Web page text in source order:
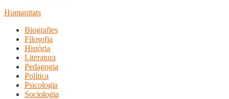
Humanitats
Biografies
Filosofia
Història
Literatura
Pedagogia
Política
Psicologia
Sociologia